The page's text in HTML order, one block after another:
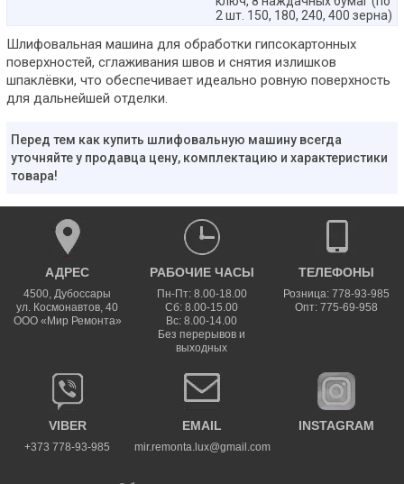
2 шт. 150, 180, 240, 400 зерна)
Шлифовальная машина для обработки гипсокартонных
поверхностей, сглаживания швов и снятия излишков
шпаклёвки, что обеспечивает идеально ровную поверхность
для дальнейшей отделки.
Перед тем как купить шлифовальную машину всегда
уточняйте у продавца цену, комплектацию и характеристики
товара!
АДРЕС
4500,Дубоссары
ул. Космонавтов, 40
ООО «Мир Ремонта»
РАБОЧИЕ ЧАСЫ
Пн-Пт: 8.00-18.00
Сб: 8.00-15.00
Вс: 8.00-14.00
Без перерывов и
выходных
ТЕЛЕФОНЫ
Розница: 778-93-985
Опт: 775-69-958
VIBER
+373 778-93-985
EMAIL
mir.remonta.lux@gmail.com
INSTAGRAM